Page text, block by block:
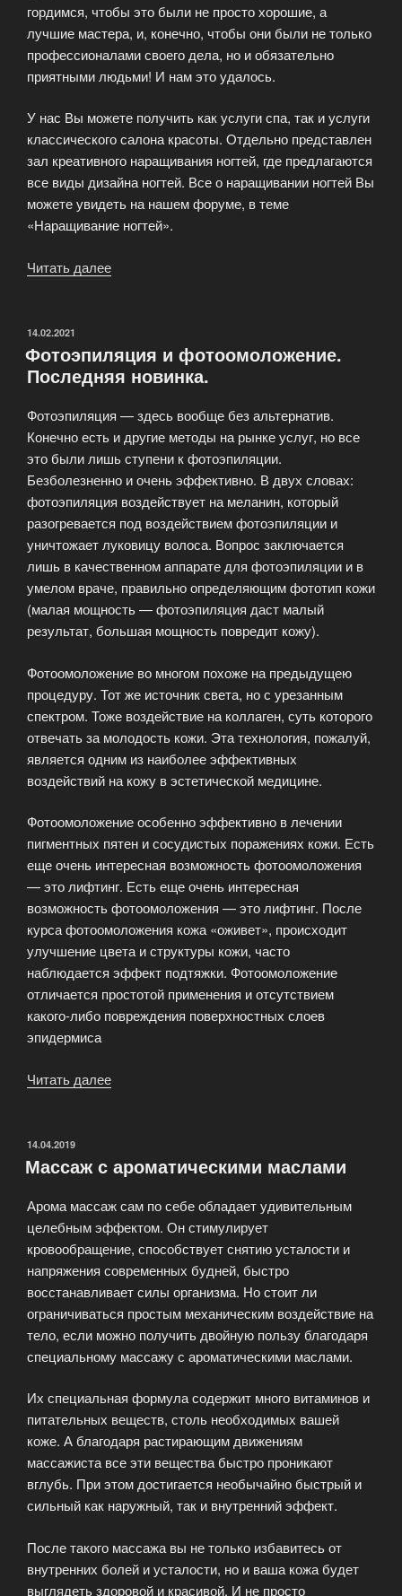
гордимся, чтобы это были не просто хорошие, а
лучшие мастера, и, конечно, чтобы они были не только
профессионалами своего дела, но и обязательно
приятными людьми! И нам это удалось.
У нас Вы можете получить как услуги спа, так и услуги
классического салона красоты. Отдельно представлен
зал креативного наращивания ногтей, где предлагаются
все виды дизайна ногтей. Все о наращивании ногтей Вы
можете увидеть на нашем форуме, в теме
«Наращивание ногтей».
Читать далее
ОПУБЛИКОВАНО
14.02.2021
Фотоэпиляция и фотоомоложение.
Последняя новинка.
Фотоэпиляция — здесь вообще без альтернатив.
Конечно есть и другие методы на рынке услуг, но все
это были лишь ступени к фотоэпиляции.
Безболезненно и очень эффективно. В двух словах:
фотоэпиляция воздействует на меланин, который
разогревается под воздействием фотоэпиляции и
уничтожает луковицу волоса. Вопрос заключается
лишь в качественном аппарате для фотоэпиляции и в
умелом враче, правильно определяющим фототип кожи
(малая мощность — фотоэпиляция даст малый
результат, большая мощность повредит кожу).
Фотоомоложение во многом похоже на предыдущею
процедуру. Тот же источник света, но с урезанным
спектром. Тоже воздействие на коллаген, суть которого
отвечать за молодость кожи. Эта технология, пожалуй,
является одним из наиболее эффективных
воздействий на кожу в эстетической медицине.
Фотоомоложение особенно эффективно в лечении
пигментных пятен и сосудистых поражениях кожи. Есть
еще очень интересная возможность фотоомоложения
— это лифтинг. Есть еще очень интересная
возможность фотоомоложения — это лифтинг. После
курса фотоомоложения кожа «оживет», происходит
улучшение цвета и структуры кожи, часто
наблюдается эффект подтяжки. Фотоомоложение
отличается простотой применения и отсутствием
какого-либо повреждения поверхностных слоев
эпидермиса
Читать далее
новинка.»
ОПУБЛИКОВАНО
14.04.2019
Массаж с ароматическими маслами
Арома массаж сам по себе обладает удивительным
целебным эффектом. Он стимулирует
кровообращение, способствует снятию усталости и
напряжения современных будней, быстро
восстанавливает силы организма. Но стоит ли
ограничиваться простым механическим воздействие на
тело, если можно получить двойную пользу благодаря
специальному массажу с ароматическими маслами.
Их специальная формула содержит много витаминов и
питательных веществ, столь необходимых вашей
коже. А благодаря растирающим движениям
массажиста все эти вещества быстро проникают
вглубь. При этом достигается необычайно быстрый и
сильный как наружный, так и внутренний эффект.
После такого массажа вы не только избавитесь от
внутренних болей и усталости, но и ваша кожа будет
выглядеть здоровой и красивой. И не просто